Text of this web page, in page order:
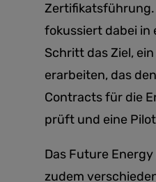
Zertifikatsführung.
fokussiert dabei in
Schritt das Ziel,
erarbeiten, das
Contracts für die
prüft und eine
Das Future
zudem